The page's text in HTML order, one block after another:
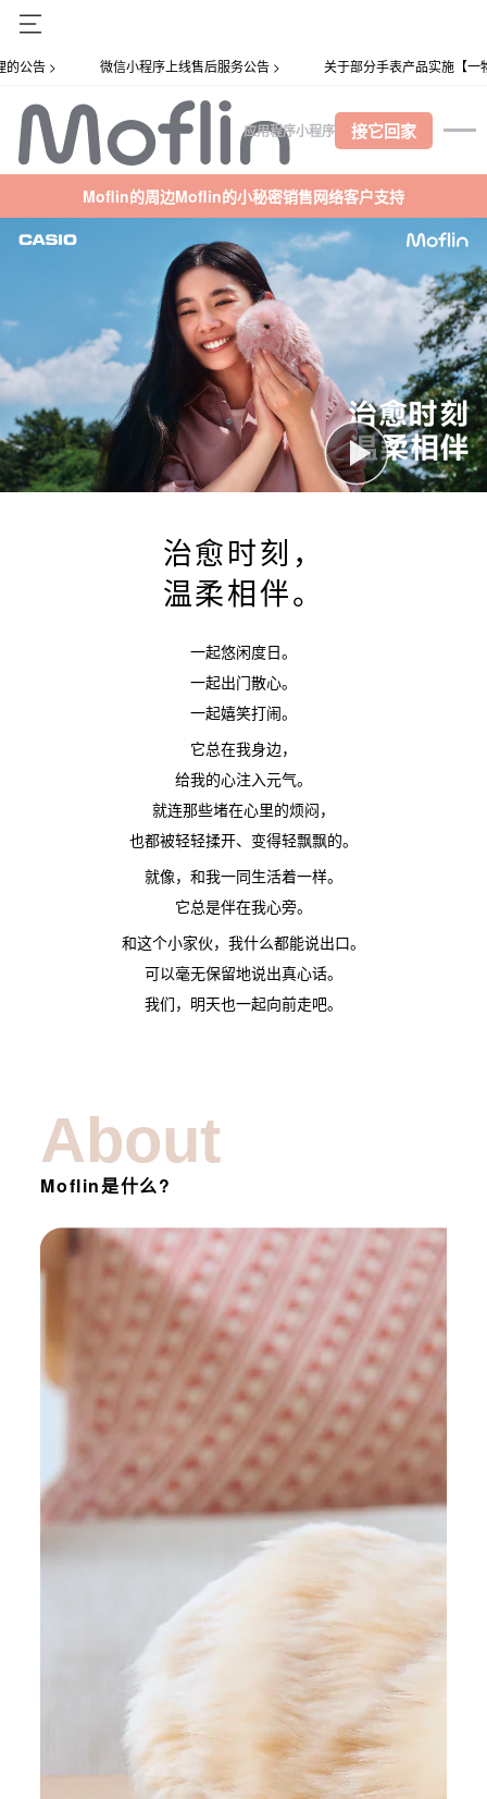
程序上线售后服务公告 > 关于部分手表产品实施【一物一码】管理的公告 >
应用程序小程序 接它回家
Moflin的周边Moflin的小秘密销售网络客户支持
治愈时刻，
温柔相伴。
一起悠闲度日。
一起出门散心。
一起嬉笑打闹。
它总在我身边，
给我的心注入元气。
就连那些堵在心里的烦闷，
也都被轻轻揉开、变得轻飘飘的。
就像，和我一同生活着一样。
它总是伴在我心旁。
和这个小家伙，我什么都能说出口。
可以毫无保留地说出真心话。
我们，明天也一起向前走吧。
About
Moflin是什么?